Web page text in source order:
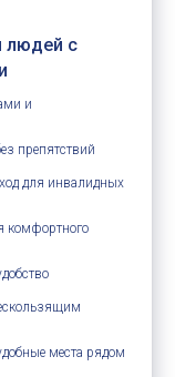
людей с
и
препятствий
для инвалидных
комфортного
места рядом